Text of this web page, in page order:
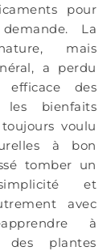
pour
La
mais
a perdu
efficace des
les bienfaits
voulu
à bon
tomber un
et
avec
à
plantes